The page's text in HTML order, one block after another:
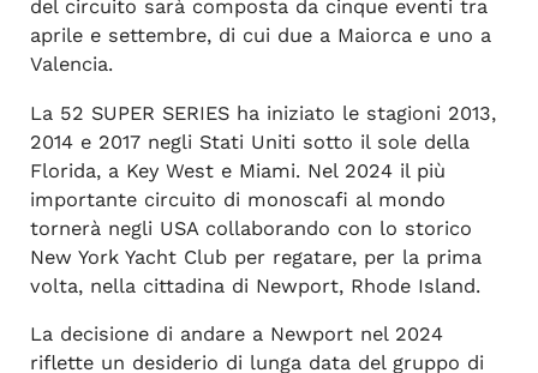
del circuito sarà composta da cinque eventi tra
aprile e settembre, di cui due a Maiorca e uno a
Valencia.
La 52 SUPER SERIES ha iniziato le stagioni 2013,
2014 e 2017 negli Stati Uniti sotto il sole della
Florida, a Key West e Miami. Nel 2024 il più
importante circuito di monoscafi al mondo
tornerà negli USA collaborando con lo storico
New York Yacht Club per regatare, per la prima
volta, nella cittadina di Newport, Rhode Island.
La decisione di andare a Newport nel 2024
riflette un desiderio di lunga data del gruppo di